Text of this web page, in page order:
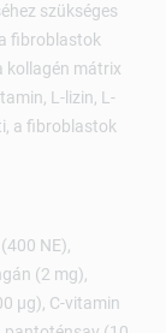
szükséges
fibroblastok
kollagén mátrix
L-lizin, L-
a fibroblastok
NE),
(2 mg),
µg), C-vitamin